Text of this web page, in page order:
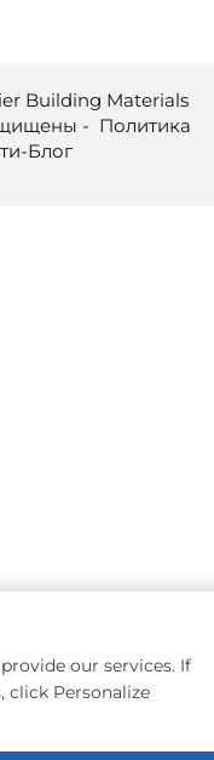
Building Materials
- Политика
-Блог
our services. If
click Personalize